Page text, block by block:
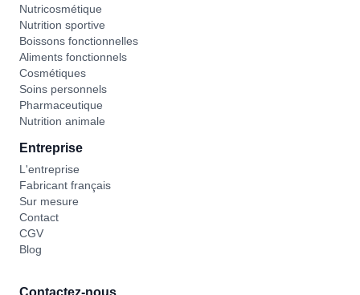
Nutricosmétique
Nutrition sportive
Boissons fonctionnelles
Aliments fonctionnels
Cosmétiques
Soins personnels
Pharmaceutique
Nutrition animale
Entreprise
L'entreprise
Fabricant français
Sur mesure
Contact
CGV
Blog
Contactez-nous